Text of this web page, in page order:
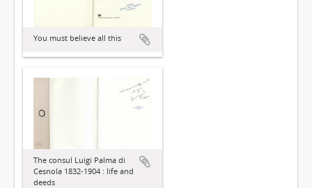
You must believe all this
The consul Luigi Palma di
Cesnola 1832-1904 : life and
deeds